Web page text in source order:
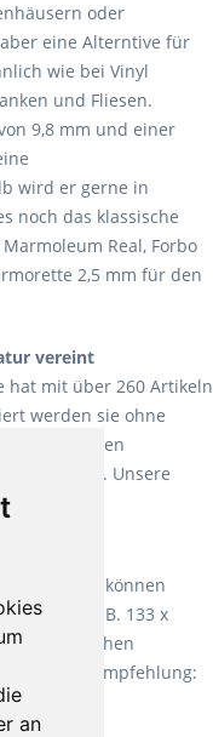
an
oder
eine Alterntive für
wie bei Vinyl
und Fliesen.
9,8 mm und einer
wird er gerne in
noch das klassische
Real, Forbo
2,5 mm für den
vereint
hat mit über 260 Artikeln
werden sie ohne
verfügbaren
attraktiv. Unsere
.
vor. Sie können
kaufen, z.B. 133 x
der weichen
Unsere Empfehlung: